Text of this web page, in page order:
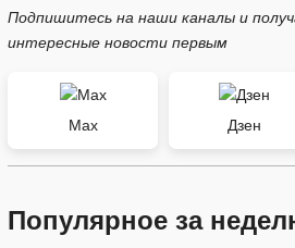
Подпишитесь на наши каналы и
интересные новости первым
Max Дзен
Популярное за